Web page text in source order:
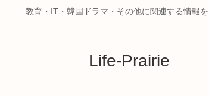
教育・IT・韓国ドラマ・その他に関連する情報
Life-Prairie